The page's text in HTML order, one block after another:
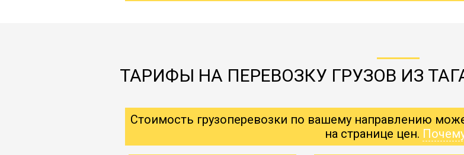
ТАРИФЫ НА ПЕРЕВОЗКУ ГРУЗОВ ИЗ
Стоимость грузоперевозки по вашему направлению
на странице цен.